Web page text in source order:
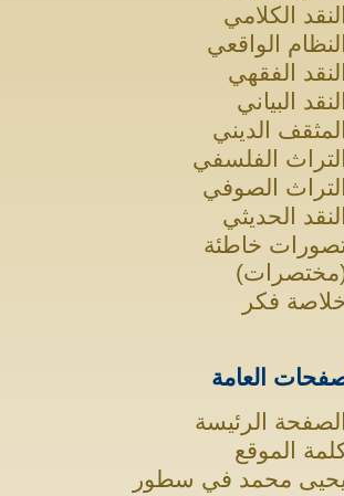
النقد الكلامي
النظام الواقعي
النقد الفقهي
النقد البياني
المثقف الديني
التراث الفلسفي
التراث الصوفي
النقد الحديثي
خاطئة
فكر
العامة
الصفحة الرئيسة
الموقع
يحيى محمد في سطور